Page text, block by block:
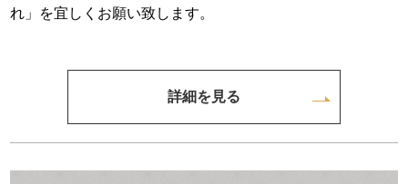
れ」を宜しくお願い致します。
詳細を見る